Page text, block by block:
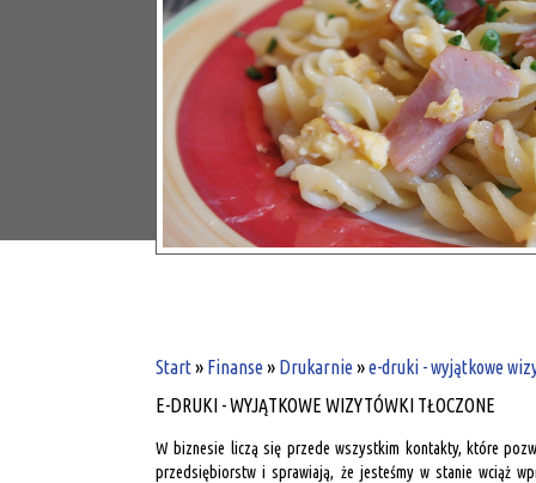
Start» Finanse» Drukarnie»e-druki - wyjątkowe
E-DRUKI - WYJĄTKOWE WIZYTÓWKI TŁOCZONE
W biznesie liczą się przede wszystkim kontakty, które
przedsiębiorstw i sprawiają, że jesteśmy w stanie wciąż